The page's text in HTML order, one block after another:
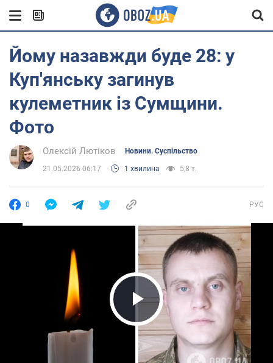
Йому назавжди буде 28: у
Куп'янську загинув
кулеметник із Сумщини.
Фото
Олексій Лютіков Новини. Суспільство
21.05.2026 06:17 1 хвилина 5,8 т.
0 РУС
Play Video